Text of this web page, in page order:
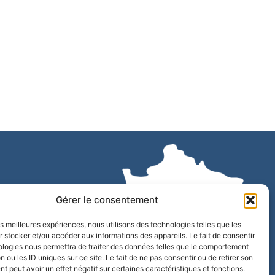
Gérer le consentement
meilleures expériences, nous utilisons des technologies telles que les
stocker et/ou accéder aux informations des appareils. Le fait de consentir
nous permettra de traiter des données telles que le comportement
ou les ID uniques sur ce site. Le fait de ne pas consentir ou de retirer son
peut avoir un effet négatif sur certaines caractéristiques et fonctions.